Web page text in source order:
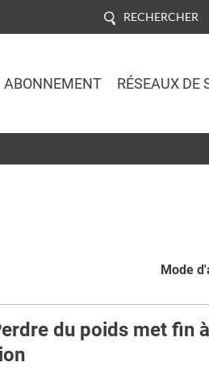
RECHERCHER
ABONNEMENT RÉSEAUX DE
Mode
du poids met fin